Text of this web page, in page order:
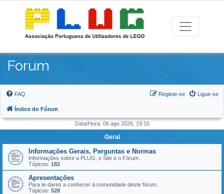
Forum
FAQ Ligue-se
Registe-se
Índice do Fórum
Data/Hora: 06 ago 2026, 19:10
Geral
Informações Gerais, Perguntas e Normas
Informações sobre a PLUG, o Site e o Fórum.
Tópicos: 182
Apresentações
Para te dares a conhecer à comunidade deste fórum.
Tópicos: 528